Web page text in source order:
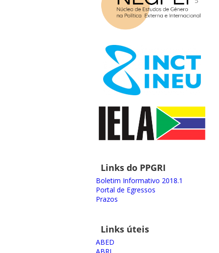
Links do PPGRI
Boletim Informativo 2018.1
Portal de Egressos
Prazos
Links úteis
ABED
ABRI